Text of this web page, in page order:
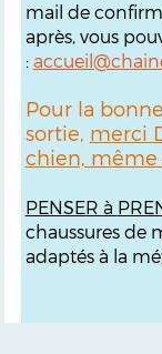
mail de
après, vous
:
Pour la
sortie, merci
chien, même
PENSER à
chaussures de
adaptés à la